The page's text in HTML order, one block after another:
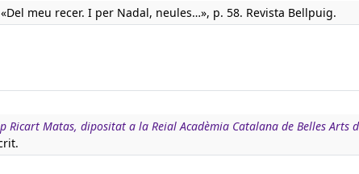
«Del meu recer. I per Nadal, neules…», p. 58. Revista Bellpuig.
Ricart Matas, dipositat a la Reial Acadèmia Catalana de Belles Arts